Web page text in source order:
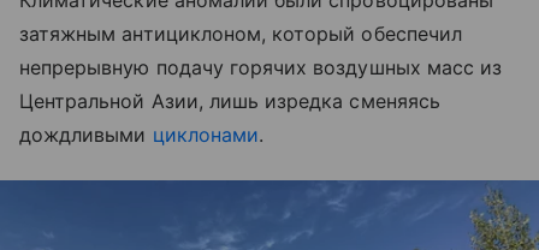
затяжным антициклоном, который обеспечил
непрерывную подачу горячих воздушных масс из
Центральной Азии, лишь изредка сменяясь
дождливыми циклонами.